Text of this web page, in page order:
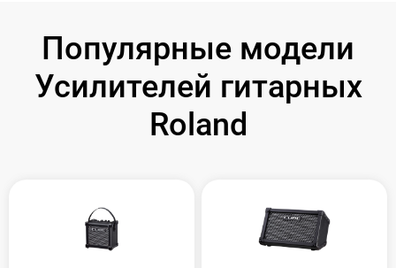
Популярные модели
Усилителей гитарных
Roland